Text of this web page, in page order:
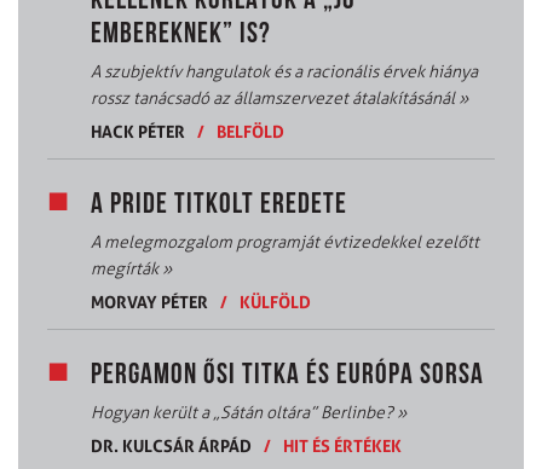
EMBEREKNEK” IS?
A szubjektív hangulatok és a racionális érvek hiánya
rossz tanácsadó az államszervezet átalakításánál»
HACK PÉTER
/ BELFÖLD
A PRIDE TITKOLT EREDETE
A melegmozgalom programját évtizedekkel ezelőtt
megírták»
MORVAY PÉTER
/ KÜLFÖLD
PERGAMON ŐSI TITKA ÉS EURÓPA SORSA
Hogyan került a „Sátán oltára” Berlinbe?»
DR. KULCSÁR ÁRPÁD
/ HIT ÉS ÉRTÉKEK